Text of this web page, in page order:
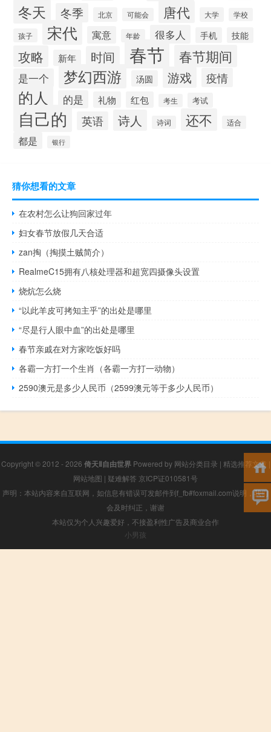
冬天 冬季 北京 可能会 唐代 大学 学校
孩子 宋代 寓意 年龄 很多人 手机 技能
攻略 新年 时间 春节 春节期间
是一个 梦幻西游 汤圆 游戏 疫情
的人 的是 礼物 红包 考生 考试
自己的 英语 诗人 诗词 还不 适合
都是 银行
猜你想看的文章
在农村怎么让狗回家过年
妇女春节放假几天合适
zan掏（掏摸土贼简介）
RealmeC15拥有八核处理器和超宽四摄像头设置
烧炕怎么烧
“以此羊皮可拷知主乎”的出处是哪里
“尽是行人眼中血”的出处是哪里
春节亲戚在对方家吃饭好吗
各霸一方打一个生肖（各霸一方打一动物）
2590澳元是多少人民币（2599澳元等于多少人民币）
Copyright © 2012 - 2026 倚天Ⅱ自由世界Powered by 网站分类目录 | 精选推荐文章 |
网站地图 | 疑难解答 京ICP证010581号
声明：本站内容来自互联网，如信息有错误可发邮件到f_fb#foxmail.com说明，我们
会及时纠正，谢谢
本站仅为个人兴趣爱好，不接盈利性广告及商业合作
小男孩